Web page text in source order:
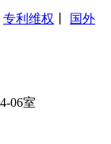
专利维权
国外
06室